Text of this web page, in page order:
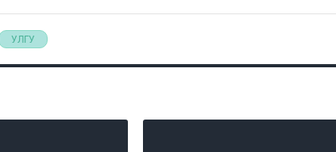
УЛГУ